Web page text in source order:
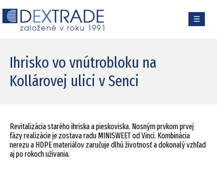
☰
Ihrisko vo vnútrobloku na
Kollárovej ulici v Senci
Revitalizácia starého ihriska a pieskoviska. Nosným prvkom prvej
fázy realizácie je zostava radu MINISWEET od Vinci. Kombinácia
nerezu a HDPE materiálov zaručuje dlhú životnosť a dokonalý vzhľad
aj po rokoch užívania.